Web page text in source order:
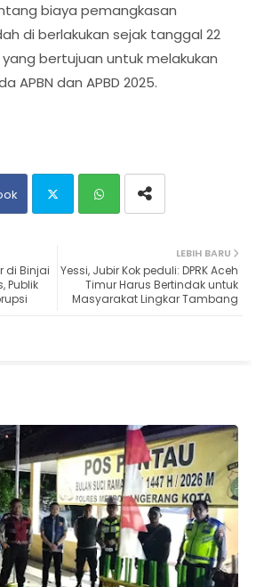
biaya pemangkasan
di berlakukan sejak tanggal 22
bertujuan untuk melakukan
APBN dan APBD 2025.
ter ats
LEBIH BARU
Yessi, Jubir Kok peduli: DPRK Aceh
Timur Harus Bertindak untuk
Masyarakat Lingkar Tambang
di Binjai
Publik